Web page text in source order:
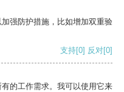
强防护措施，比如增加双重验
支持[0] 反对[0]
的工作需求。我可以使用它来